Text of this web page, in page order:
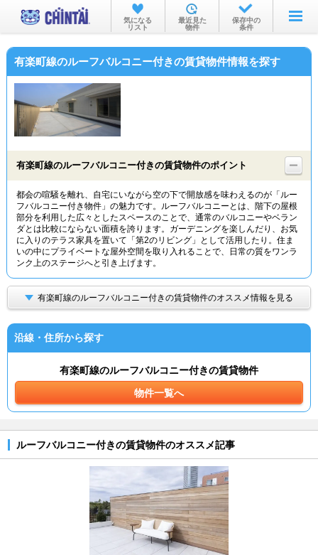
お部屋を探す
沿線・駅から
物件特集から
TOP
気になる
リスト
最近見た
物件
保存中の
条件
有楽町線のルーフバルコニー付きの賃貸物件情報を探す
有楽町線のルーフバルコニー付きの賃貸物件のポイント
都会の喧騒を離れ、自宅にいながら空の下で開放感を味わえるのが「ルー
フバルコニー付き物件」の魅力です。ルーフバルコニーとは、階下の屋根
部分を利用した広々としたスペースのことで、通常のバルコニーやベラン
ダとは比較にならない面積を誇ります。ガーデニングを楽しんだり、お気
に入りのテラス家具を置いて「第2のリビング」として活用したり。住ま
いの中にプライベートな屋外空間を取り入れることで、日常の質をワンラ
ンク上のステージへと引き上げます。
有楽町線のルーフバルコニー付きの賃貸物件のオススメ情報を見る
沿線・住所から探す
有楽町線のルーフバルコニー付きの賃貸物件
物件一覧へ
ルーフバルコニー付きの賃貸物件のオススメ記事